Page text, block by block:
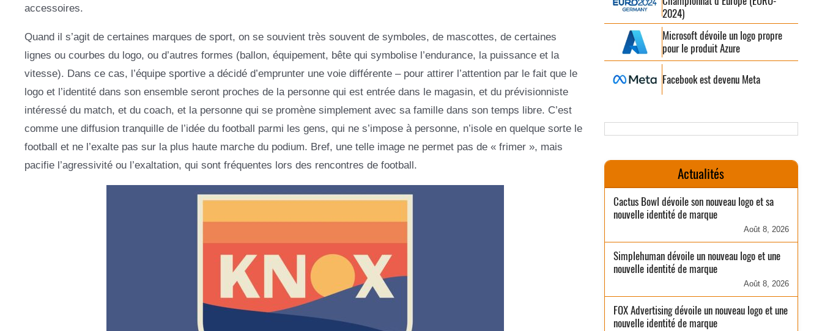
accessoires.
Quand il s’agit de certaines marques de sport, on se souvient très souvent de symboles, de mascottes, de certaines
lignes ou courbes du logo, ou d’autres formes (ballon, équipement, bête qui symbolise l’endurance, la puissance et la
vitesse). Dans ce cas, l’équipe sportive a décidé d’emprunter une voie différente – pour attirer l’attention par le fait que le
logo et l’identité dans son ensemble seront proches de la personne qui est entrée dans le magasin, et du prévisionniste
intéressé du match, et du coach, et la personne qui se promène simplement avec sa famille dans son temps libre. C’est
comme une diffusion tranquille de l’idée du football parmi les gens, qui ne s’impose à personne, n’isole en quelque sorte le
football et ne l’exalte pas sur la plus haute marche du podium. Bref, une telle image ne permet pas de « frimer », mais
pacifie l’agressivité ou l’exaltation, qui sont fréquentes lors des rencontres de football.
2024)
Microsoft dévoile un logo propre
pour le produit Azure
Facebook est devenu Meta
Actualités
Cactus Bowl dévoile son nouveau logo et sa
nouvelle identité de marque
Août 8, 2026
Simplehuman dévoile un nouveau logo et une
nouvelle identité de marque
Août 8, 2026
FOX Advertising dévoile un nouveau logo et une
nouvelle identité de marque